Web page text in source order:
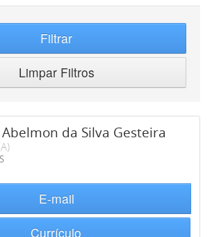
Filtrar
Limpar Filtros
Abelmon da Silva Gesteira
E-mail
Currículo